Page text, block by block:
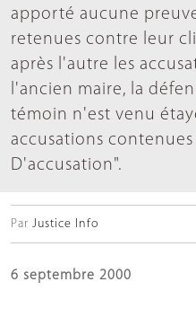
apporté aucune
retenues contre leur
après l'autre les
l'ancien maire, la
témoin n'est venu
accusations
D'accusation".
Par Justice Info
6 septembre 2000